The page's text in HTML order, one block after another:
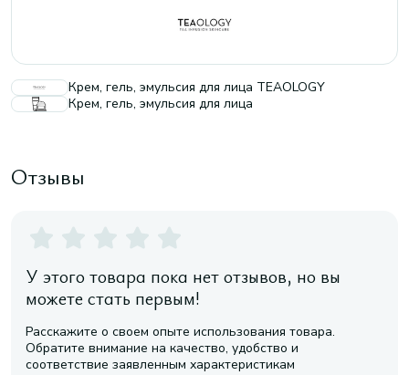
Крем, гель, эмульсия для лица TEAOLOGY
Крем, гель, эмульсия для лица
Отзывы
У этого товара пока нет отзывов, но вы
можете стать первым!
Расскажите о своем опыте использования товара.
Обратите внимание на качество, удобство и
соответствие заявленным характеристикам